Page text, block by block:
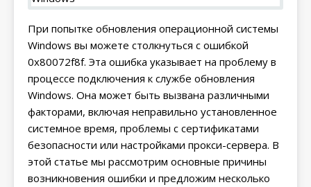
При попытке обновления операционной системы
Windows вы можете столкнуться с ошибкой
0x80072f8f. Эта ошибка указывает на проблему в
процессе подключения к службе обновления
Windows. Она может быть вызвана различными
факторами, включая неправильно установленное
системное время, проблемы с сертификатами
безопасности или настройками прокси-сервера. В
этой статье мы рассмотрим основные причины
возникновения ошибки и предложим несколько